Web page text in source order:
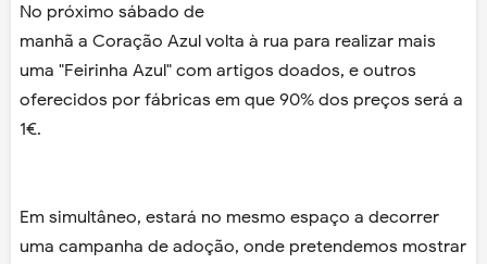
No próximo sábado de
manhã a Coração Azul volta à rua para realizar mais
uma "Feirinha Azul" com artigos doados, e outros
oferecidos por fábricas em que 90% dos preços será a
1€.
Em simultâneo, estará no mesmo espaço a decorrer
uma campanha de adoção, onde pretendemos mostrar